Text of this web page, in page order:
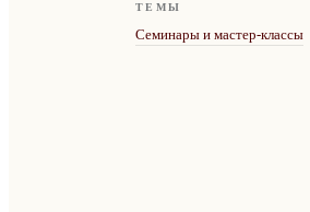
ТЕМЫ
Семинары и мастер-классы